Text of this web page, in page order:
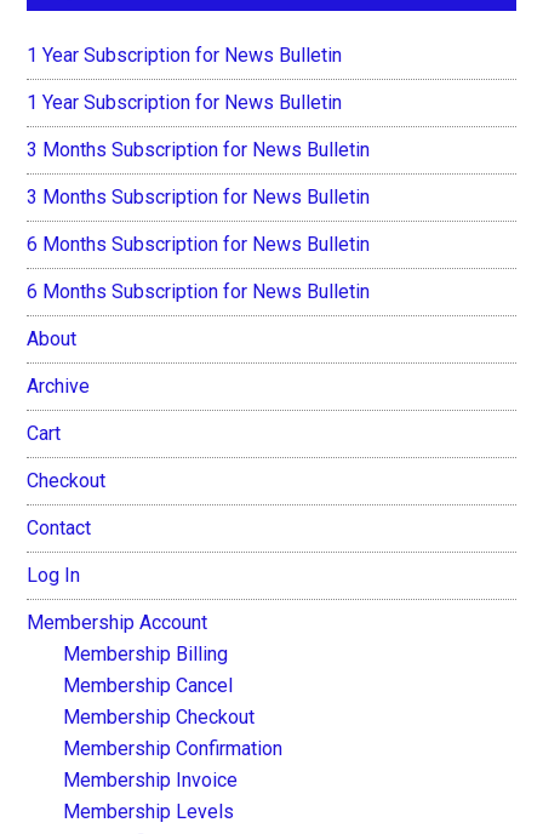
1 Year Subscription for News Bulletin
1 Year Subscription for News Bulletin
3 Months Subscription for News Bulletin
3 Months Subscription for News Bulletin
6 Months Subscription for News Bulletin
6 Months Subscription for News Bulletin
About
Archive
Cart
Checkout
Contact
Log In
Membership Account
Membership Billing
Membership Cancel
Membership Checkout
Membership Confirmation
Membership Invoice
Membership Levels